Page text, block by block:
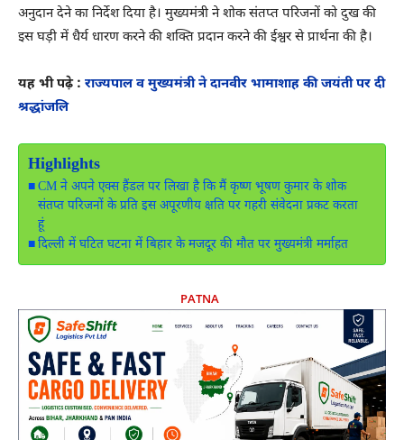
अनुदान देने का निर्देश दिया है। मुख्यमंत्री ने शोक संतप्त परिजनों को दुख की
इस घड़ी में धैर्य धारण करने की शक्ति प्रदान करने की ईश्वर से प्रार्थना की है।
यह भी पढ़े : राज्यपाल व मुख्यमंत्री ने दानवीर भामाशाह की जयंती पर दी
श्रद्धांजलि
Highlights
CM ने अपने एक्स हैंडल पर लिखा है कि मैं कृष्ण भूषण कुमार के शोक
संतप्त परिजनों के प्रति इस अपूरणीय क्षति पर गहरी संवेदना प्रकट करता
हूं
दिल्ली में घटित घटना में बिहार के मजदूर की मौत पर मुख्यमंत्री मर्माहत
PATNA